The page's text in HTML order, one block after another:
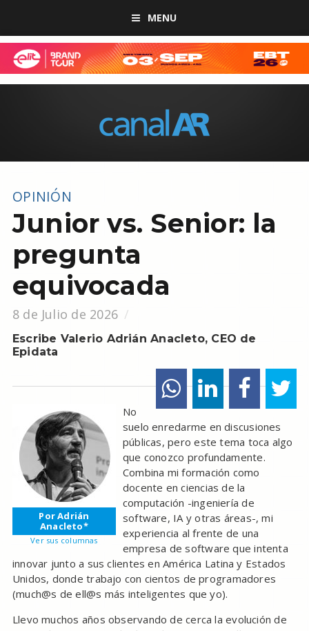
MENU
OPINIÓN
Junior vs. Senior: la
pregunta
equivocada
8 de Julio de 2026
Escribe Valerio Adrián Anacleto, CEO de
Epidata
Por Adrián
Anacleto*
Ver sus columnas
No
suelo enredarme en discusiones
públicas, pero este tema toca algo
que conozco profundamente.
Combina mi formación como
docente en ciencias de la
computación -ingeniería de
software, IA y otras áreas-, mi
experiencia al frente de una
empresa de software que intenta
innovar junto a sus clientes en América Latina y Estados
Unidos, donde trabajo con cientos de programadores
(much@s de ell@s más inteligentes que yo).
Llevo muchos años observando de cerca la evolución de